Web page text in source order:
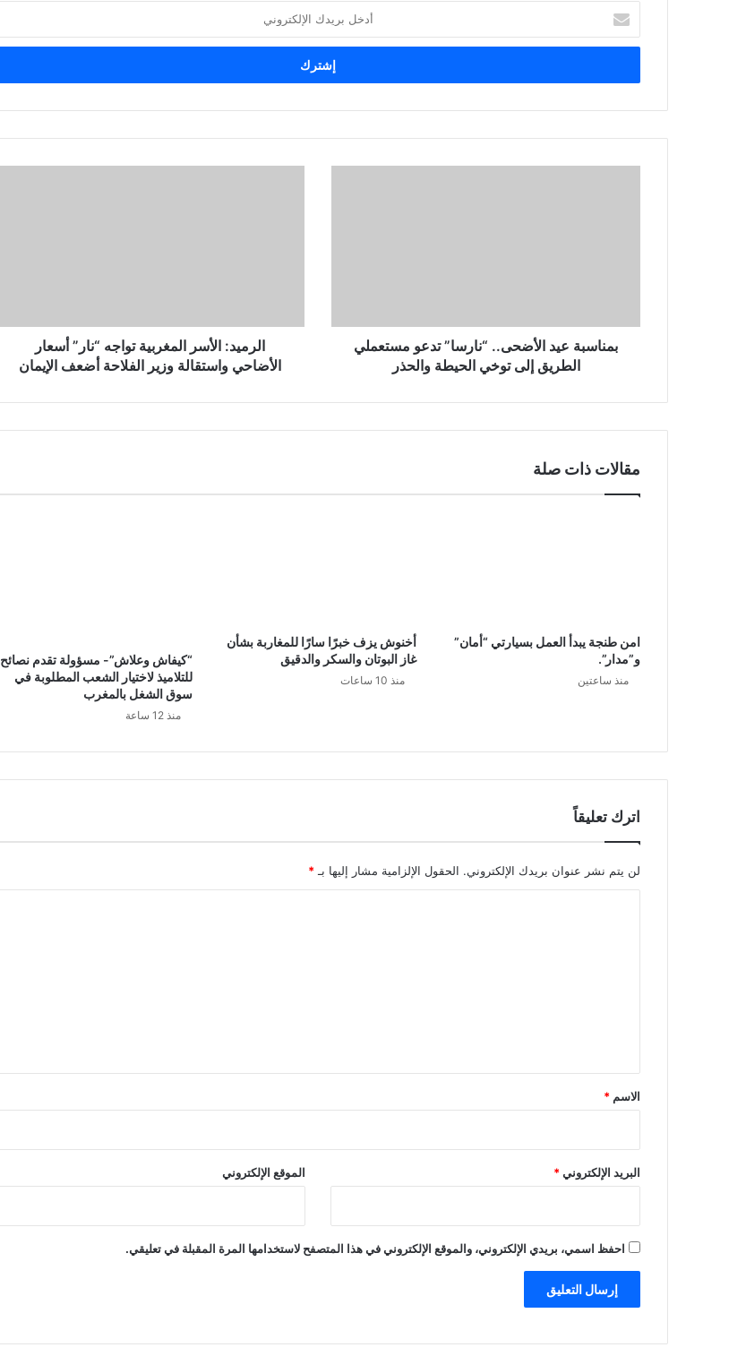
خ
ب
د
ن
بمناسبة عيد الأضحى.. “نارسا” تدعو مستعملي
الطريق إلى توخي الحيطة والحذر
الرميد: الأسر المغربية تواجه “نار” أسعار
الأضاحي واستقالة وزير الفلاحة أضعف الإيمان
مقالات ذات صلة
امن طنجة يبدأ العمل بسيارتي “أمان”
و”مدار”.
منذ ساعتين
أخنوش يزف خبرًا سارًا للمغاربة بشأن
غاز البوتان والسكر والدقيق
منذ 10 ساعات
“كيفاش وعلاش”- مسؤولة تقدم نصائح
للتلاميذ لاختيار الشعب المطلوبة في
سوق الشغل بالمغرب
منذ 12 ساعة
اترك تعليقاً
لن يتم نشر عنوان بريدك الإلكتروني. الحقول الإلزامية مشار إليها بـ*
*
الاسم *
البريد الإلكتروني* الموقع الإلكتروني
احفظ اسمي، بريدي الإلكتروني، والموقع الإلكتروني في هذا المتصفح لاستخدامها المرة المقبلة في تعليقي.